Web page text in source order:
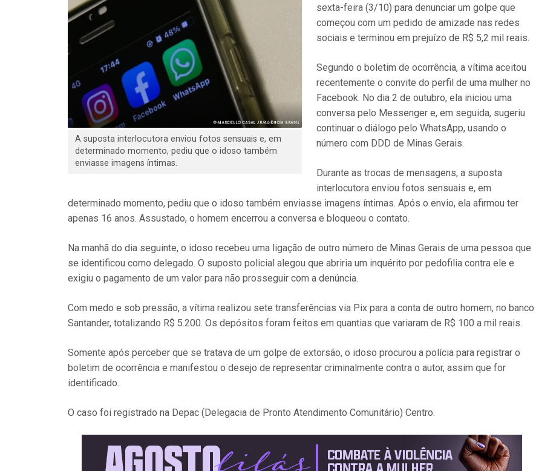
A suposta interlocutora enviou fotos sensuais e, em
determinado momento, pediu que o idoso também
enviasse imagens íntimas.
sexta-feira (3/10) para denunciar um golpe que
começou com um pedido de amizade nas redes
sociais e terminou em prejuízo de R$ 5,2 mil reais.
Segundo o boletim de ocorrência, a vítima aceitou
recentemente o convite do perfil de uma mulher no
Facebook. No dia 2 de outubro, ela iniciou uma
conversa pelo Messenger e, em seguida, sugeriu
continuar o diálogo pelo WhatsApp, usando o
número com DDD de Minas Gerais.
Durante as trocas de mensagens, a suposta
interlocutora enviou fotos sensuais e, em
determinado momento, pediu que o idoso também enviasse imagens íntimas. Após o envio, ela afirmou ter
apenas 16 anos. Assustado, o homem encerrou a conversa e bloqueou o contato.
Na manhã do dia seguinte, o idoso recebeu uma ligação de outro número de Minas Gerais de uma pessoa que
se identificou como delegado. O suposto policial alegou que abriria um inquérito por pedofilia contra ele e
exigiu o pagamento de um valor para não prosseguir com a denúncia.
Com medo e sob pressão, a vítima realizou sete transferências via Pix para a conta de outro homem, no banco
Santander, totalizando R$ 5.200. Os depósitos foram feitos em quantias que variaram de R$ 100 a mil reais.
Somente após perceber que se tratava de um golpe de extorsão, o idoso procurou a polícia para registrar o
boletim de ocorrência e manifestou o desejo de representar criminalmente contra o autor, assim que for
identificado.
O caso foi registrado na Depac (Delegacia de Pronto Atendimento Comunitário) Centro.